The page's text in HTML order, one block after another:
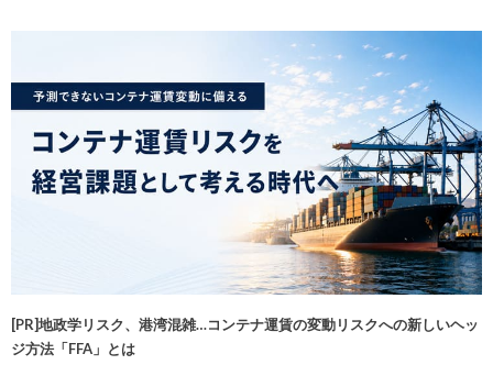
[PR]地政学リスク、港湾混雑…コンテナ運賃の変動リスクへの新しいヘッ
ジ方法「FFA」とは